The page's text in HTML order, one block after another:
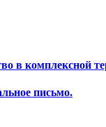
в комплексной
письмо.